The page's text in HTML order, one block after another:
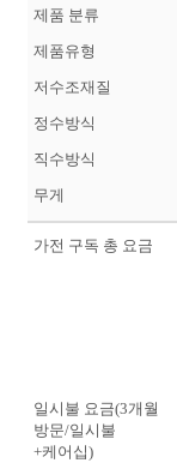
제품 분류
제품유형
저수조재질
정수방식
직수방식
무게
가전 구독 총 요금
일시불 요금(3개월
방문/일시불
+케어십)